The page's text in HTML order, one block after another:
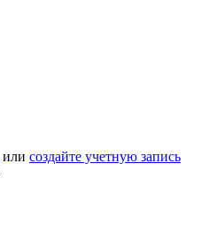
или создайте учетную запись